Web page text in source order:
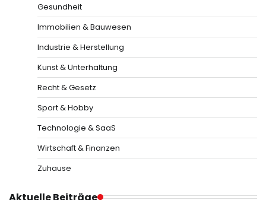
Gesundheit
Immobilien & Bauwesen
Industrie & Herstellung
Kunst & Unterhaltung
Recht & Gesetz
Sport & Hobby
Technologie & SaaS
Wirtschaft & Finanzen
Zuhause